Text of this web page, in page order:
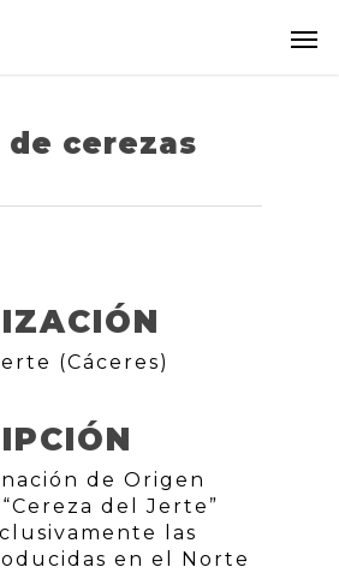
cerezas
(Cáceres)
de Origen
del Jerte”
las
en el Norte